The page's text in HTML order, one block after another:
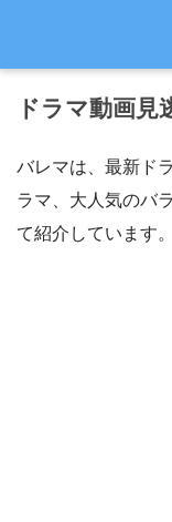
ドラマ動画見
バレマは、最新ド
ラマ、大人気のバ
て紹介しています。